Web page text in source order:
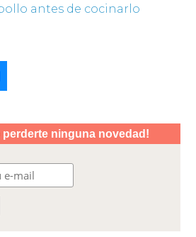
antes de cocinarlo